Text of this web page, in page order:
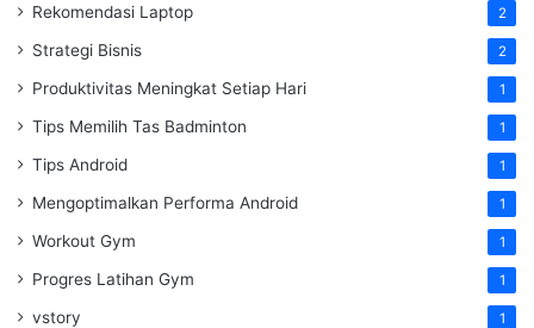
Rekomendasi Laptop 2
Strategi Bisnis 2
Produktivitas Meningkat Setiap Hari 1
Tips Memilih Tas Badminton 1
Tips Android 1
Mengoptimalkan Performa Android 1
Workout Gym 1
Progres Latihan Gym 1
vstory 1